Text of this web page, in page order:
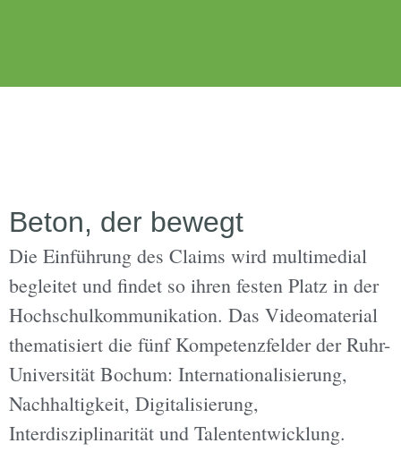
Beton, der bewegt
Die Einführung des Claims wird multimedial
begleitet und ﬁndet so ihren festen Platz in der
Hochschulkommunikation. Das Videomaterial
thematisiert die fünf Kompetenzfelder der Ruhr-
Universität Bochum: Internationalisierung,
Nachhaltigkeit, Digitalisierung,
Interdisziplinarität und Talententwicklung.​